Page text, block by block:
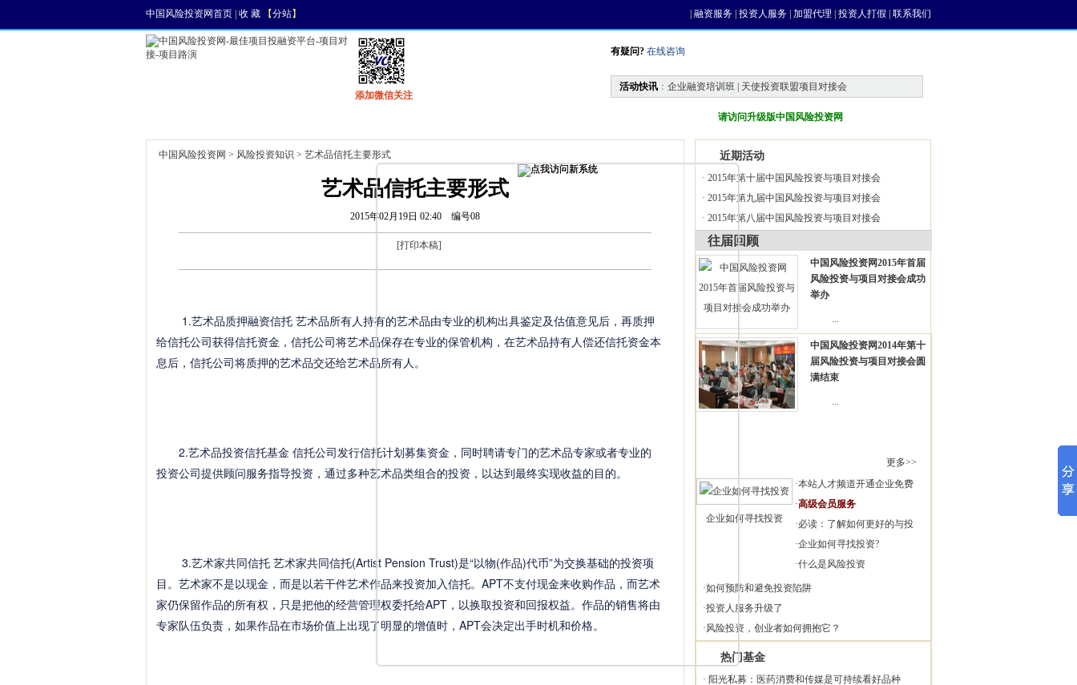
中国风险投资网首页 收 藏 【分站】 融资服务 投资人服务 加盟代理 投资人打假 联系我们
添加微信关注
有疑问? 在线咨询
活动快讯 ： 企业融资培训班 | 天使投资联盟项目对接会
请访问升级版中国风险投资网
中国风险投资网 > 风险投资知识 > 艺术品信托主要形式
艺术品信托主要形式
2015年02月19日 02:40 编号08
[打印本稿]
1.艺术品质押融资信托 艺术品所有人持有的艺术品由专业的机构出具鉴定及估值意见后，再质押
给信托公司获得信托资金，信托公司将艺术品保存在专业的保管机构，在艺术品持有人偿还信托资金本
息后，信托公司将质押的艺术品交还给艺术品所有人。
2.艺术品投资信托基金 信托公司发行信托计划募集资金，同时聘请专门的艺术品专家或者专业的
投资公司提供顾问服务指导投资，通过多种艺术品类组合的投资，以达到最终实现收益的目的。
3.艺术家共同信托 艺术家共同信托(Artist Pension Trust)是“以物(作品)代币”为交换基础的投资项
目。艺术家不是以现金，而是以若干件艺术作品来投资加入信托。APT不支付现金来收购作品，而艺术
家仍保留作品的所有权，只是把他的经营管理权委托给APT，以换取投资和回报权益。作品的销售将由
专家队伍负责，如果作品在市场价值上出现了明显的增值时，APT会决定出手时机和价格。
近期活动
· 2015年第十届中国风险投资与项目对接会
· 2015年第九届中国风险投资与项目对接会
· 2015年第八届中国风险投资与项目对接会
往届回顾
中国风险投资网2015年首届
风险投资与项目对接会成功
举办
...
中国风险投资网2014年第十
届风险投资与项目对接会圆
满结束
...
更多>>
企业如何寻找投资
·本站人才频道开通企业免费
·高级会员服务
·必读：了解如何更好的与投
·企业如何寻找投资?
·什么是风险投资
·如何预防和避免投资陷阱
·投资人服务升级了
·风险投资，创业者如何拥抱它？
热门基金
· 阳光私募：医药消费和传媒是可持续看好品种